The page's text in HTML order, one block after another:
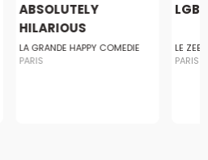
ABSOLUTELY
HILARIOUS
LA GRANDE HAPPY COMEDIE
PARIS
LE
PARIS